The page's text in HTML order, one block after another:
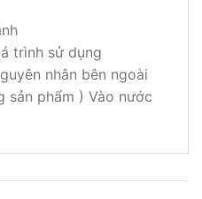
trình sử dụng
nhân bên ngoài
sản phẩm ) Vào nước